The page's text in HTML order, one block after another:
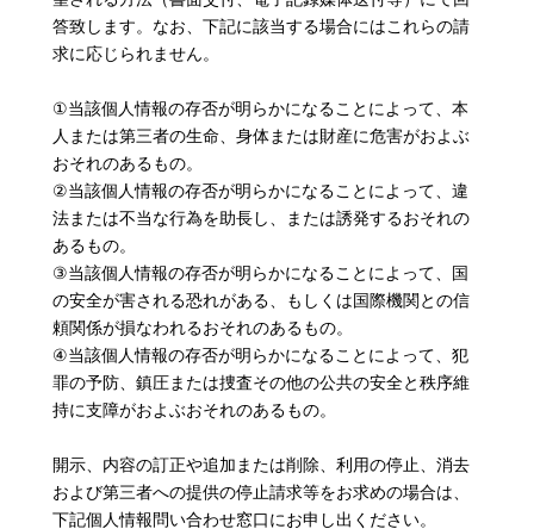
答致します。なお、下記に該当する場合にはこれらの請
求に応じられません。
①当該個人情報の存否が明らかになることによって、本
人または第三者の生命、身体または財産に危害がおよぶ
おそれのあるもの。
②当該個人情報の存否が明らかになることによって、違
法または不当な行為を助長し、または誘発するおそれの
あるもの。
③当該個人情報の存否が明らかになることによって、国
の安全が害される恐れがある、もしくは国際機関との信
頼関係が損なわれるおそれのあるもの。
④当該個人情報の存否が明らかになることによって、犯
罪の予防、鎮圧または捜査その他の公共の安全と秩序維
持に支障がおよぶおそれのあるもの。
開示、内容の訂正や追加または削除、利用の停止、消去
および第三者への提供の停止請求等をお求めの場合は、
下記個人情報問い合わせ窓口にお申し出ください。